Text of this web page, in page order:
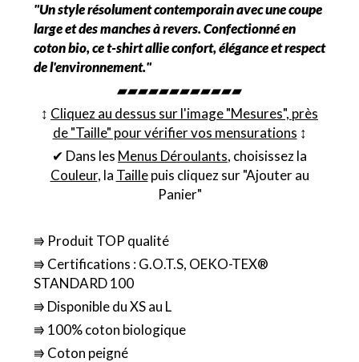
"Un style résolument contemporain avec une coupe
large et des manches à revers. Confectionné en
coton bio, ce t-shirt allie confort, élégance et respect
de l'environnement."
▰▰▰▰▰▰▰▰▰▰▰▰
↕︎ Cliquez au dessus sur l'image "Mesures", près
de "Taille" pour vérifier vos mensurations ↕︎
✔ Dans les Menus Déroulants, choisissez la
Couleur, la Taillepuis cliquez sur "Ajouter au
Panier"
⭆ Produit TOP qualité
⭆ Certifications : G.O.T.S, OEKO-TEX®
STANDARD 100
⭆ Disponible du XS au L
⭆ 100% coton biologique
⭆ Coton peigné